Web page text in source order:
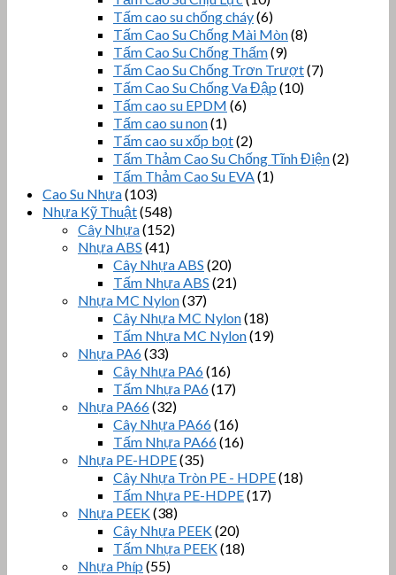
Tấm cao su chống cháy(6)
Tấm Cao Su Chống Mài Mòn(8)
Tấm Cao Su Chống Thấm(9)
Tấm Cao Su Chống Trơn Trượt(7)
Tấm Cao Su Chống Va Đập (10)
Tấm cao su EPDM (6)
Tấm cao su non(1)
Tấm cao su xốp bọt(2)
Tấm Thảm Cao Su Chống Tĩnh Điện(2)
Tấm Thảm Cao Su EVA(1)
Cao Su Nhựa(103)
Nhựa Kỹ Thuật(548)
Cây Nhựa(152)
Nhựa ABS (41)
Cây Nhựa ABS (20)
Tấm Nhựa ABS (21)
Nhựa MC Nylon(37)
Cây Nhựa MC Nylon(18)
Tấm Nhựa MC Nylon(19)
Nhựa PA6(33)
Cây Nhựa PA6(16)
Tấm Nhựa PA6(17)
Nhựa PA66(32)
Cây Nhựa PA66(16)
Tấm Nhựa PA66(16)
Nhựa PE-HDPE(35)
Cây Nhựa Tròn PE - HDPE(18)
Tấm Nhựa PE-HDPE(17)
Nhựa PEEK(38)
Cây Nhựa PEEK(20)
Tấm Nhựa PEEK(18)
Nhựa Phíp (55)